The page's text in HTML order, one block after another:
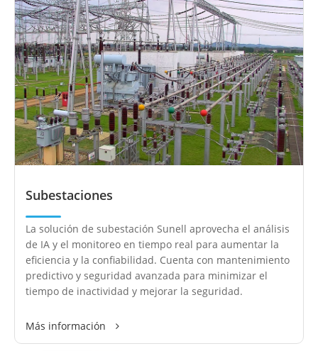
Subestaciones
La solución de subestación Sunell aprovecha el análisis
de IA y el monitoreo en tiempo real para aumentar la
eficiencia y la confiabilidad. Cuenta con mantenimiento
predictivo y seguridad avanzada para minimizar el
tiempo de inactividad y mejorar la seguridad.
Más información